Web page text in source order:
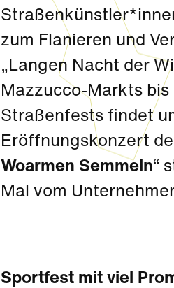
zum Flanieren und
„Langen Nacht der
Mazzucco-Markts
Straßenfests findet
Eröffnungskonzert
Woarmen Semmeln“
Mal vom
Sportfest mit viel